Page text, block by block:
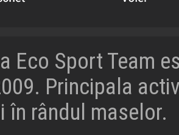
Eco Sport Team
Principala
în rândul maselor.